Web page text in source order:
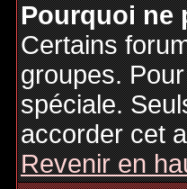
Pourquoi ne
Certains
groupes.
spéciale.
accorder cet
Revenir en